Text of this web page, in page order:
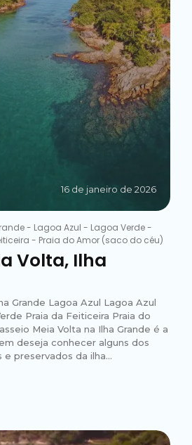
16 de janeiro de 2026
- Lagoa Azul - Lagoa Verde-
- Praia do Amor (saco do céu)
Volta, Ilha
Grande Lagoa Azul Lagoa Azul
Praia da Feiticeira Praia do
Meia Volta na Ilha Grande é a
deseja conhecer alguns dos
preservados da ilha...